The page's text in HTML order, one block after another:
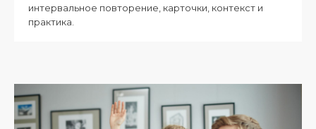
интервальное повторение, карточки, контекст и
практика.